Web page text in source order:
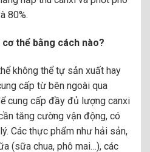
80%.
thể bằng cách nào?
không thể tự sản xuất hay
cấp từ bên ngoài qua
cung cấp đầy đủ lượng canxi
tăng cường vận động, có
Các thực phẩm như hải sản,
(sữa chua, phô mai…), các